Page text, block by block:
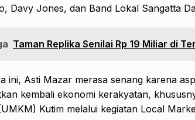
Davy Jones, dan Band Lokal Sangatta
Taman Replika Senilai Rp 19 Miliar di
ini, Asti Mazar merasa senang karena
kembali ekonomi kerakyatan,
Kutim melalui kegiatan Local